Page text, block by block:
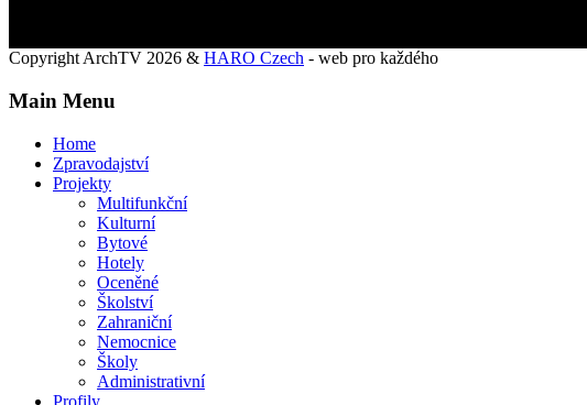
Copyright ArchTV 2026 & HARO Czech - web pro každého
Main Menu
Home
Zpravodajství
Projekty
Multifunkční
Kulturní
Bytové
Hotely
Oceněné
Školství
Zahraniční
Nemocnice
Školy
Administrativní
Profily